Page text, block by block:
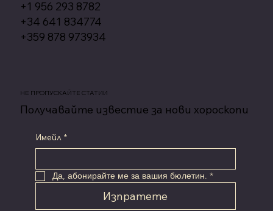
+1 956 293 8782
+34 641 834774
+359 878 973934
НЕ ПРОПУСКАЙТЕ СТАТИИ
Получавайте известие за нови хороскопи
Имейл *
Да, абонирайте ме за вашия бюлетин. *
Изпратете